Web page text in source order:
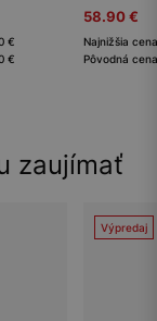
€
€
58.90 €
Najnižšia
Pôvodná
zaujímať
Výpredaj